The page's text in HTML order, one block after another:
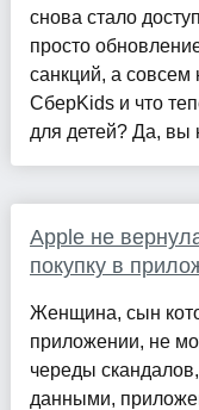
снова стало
просто
санкций, а совсем
СберKids и что
для детей? Да, вы
Apple не
покупку в
Женщина, сын
приложении, не
череды
данными,